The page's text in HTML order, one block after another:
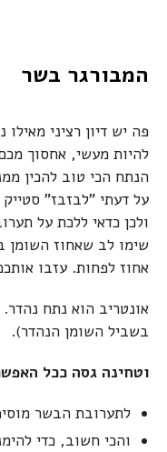
המבורגר בשר
פה יש דיון רציני
להיות מעשי, אחסוך
הנתח הכי טוב להכין
על דעתי "לבזבז"
ולכן כדאי ללכת על
שימו לב שאחוז השומן
אחוז לפחות. עזבו
אונטריב הוא נתח
בשביל השומן הנהדר).
וטחינה גסה ככל
לתערובת הבשר
והכי חשוב, כדי